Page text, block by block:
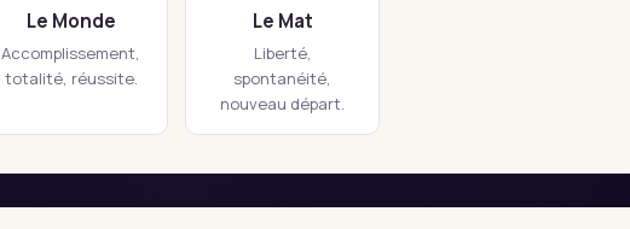
Le Monde
Accomplissement,
totalité, réussite.
Le Mat
Liberté,
spontanéité,
nouveau départ.